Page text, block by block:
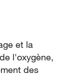
et la
l'oxygène,
des